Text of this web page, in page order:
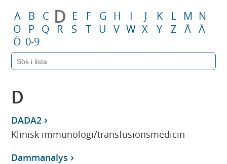
A B C D E F G H I J K L M N
O
P Q R S T U V W X Y Z Å Ä
Ö 0-9
D
DADA2
Klinisk immunologi/transfusionsmedicin
Dammanalys